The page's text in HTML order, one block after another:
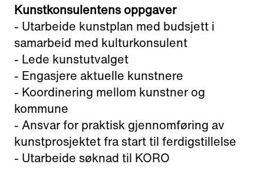
Kunstkonsulentens oppgaver
- Utarbeide kunstplan med budsjett i
samarbeid med kulturkonsulent
- Lede kunstutvalget
- Engasjere aktuelle kunstnere
- Koordinering mellom kunstner og
kommune
- Ansvar for praktisk gjennomføring av
kunstprosjektet fra start til ferdigstillelse
- Utarbeide søknad til KORO